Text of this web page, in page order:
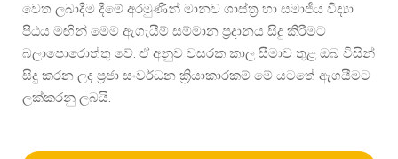
වෙත ලබාදීම දීමේ අරමුණින් මානව ශාස්ත්‍ර හා සමාජීය විද්‍යා
පීඨය මඟින් මෙම ඇගැයීම් සම්මාන ප්‍රදානය සිදු කිරීමට
බලාපොරොත්තු වේ. ඒ අනුව වසරක කාල සීමාව තුළ ඔබ විසින්
සිදු කරන ලද ප්‍රජා සංවර්ධන ක්‍රියාකාරකම් මේ යටතේ ඇගයීමට
ලක්කරනු ලබයි.